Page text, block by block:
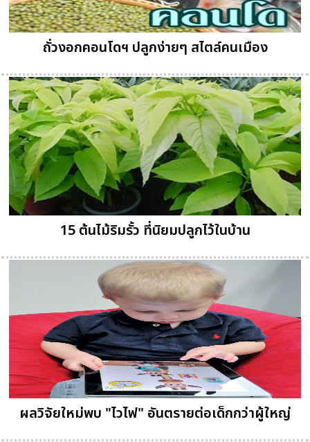
ถั่วงอกคอนโดฯ ปลูกง่ายๆ สไตล์คนเมือง
15 ต้นไม้ริมรั้ว ที่นิยมปลูกไว้ในบ้าน
ผลวิจัยใหม่พบ "ไวไฟ" อันตรายต่อเด็กกว่าผู้ใหญ่